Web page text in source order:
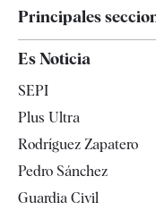
Principales
España
Televisión
Es Noticia
SEPI
Plus Ultra
Rodríguez Zapatero
Pedro Sánchez
Guardia Civil